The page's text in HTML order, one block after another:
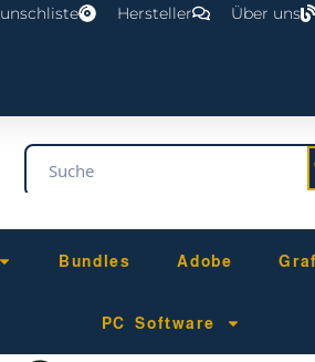
Hersteller Über uns
Bundles Adobe
PC Software